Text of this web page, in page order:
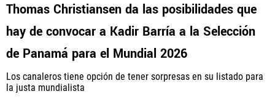
Thomas Christiansen da las posibilidades que
hay de convocar a Kadir Barría a la Selección
de Panamá para el Mundial 2026
Los canaleros tiene opción de tener sorpresas en su listado para
la justa mundialista